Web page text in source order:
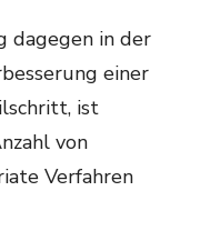
dagegen in der
einer
ist
von
Verfahren